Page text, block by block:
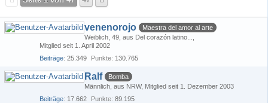
venenorojo
Maestra del amor al arte
Weiblich 49 aus Del corazón latino...
Mitglied seit 1. April 2002
Beiträge 25.349 Punkte 130.765
Ralf
Bomba
Männlich aus NRW Mitglied seit 1. Dezember 2003
Beiträge 17.662 Punkte 89.195